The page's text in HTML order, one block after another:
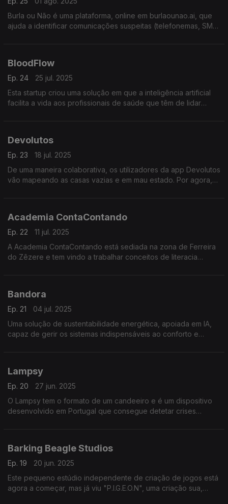
Burla ou Não é uma plataforma, online em burlaounao.ai, que
ajuda a identificar comunicações suspeitas (telefonemas, SMS,
BloodFlow
Ep. 24
25 jul. 2025
Esta startup criou uma solução em que a inteligência artificial
facilita a vida aos profissionais de saúde que têm de lidar
Devolutos
Ep. 23
18 jul. 2025
De uma maneira colaborativa, os utilizadores da app Devolutos
vão mapeando as casas vazias e em mau estado. Por agora,
Academia ContaContando
Ep. 22
11 jul. 2025
A Academia ContaContando está sediada na zona de Ferreira
do Zêzere e tem vindo a trabalhar conceitos de literacia
Bandora
Ep. 21
04 jul. 2025
Uma solução de sustentabilidade energética, apoiada em IA,
capaz de gerir os sistemas indispensáveis ao conforto e
Lampsy
Ep. 20
27 jun. 2025
O Lampsy tem o formato de um candeeiro e é um dispositivo
desenvolvido em Portugal que consegue detetar crises
Barking Beagle Studios
Ep. 19
20 jun. 2025
Este pequeno estúdio independente de criação de jogos está
agora a começar, mas já viu "P.I.G.E.O.N", uma criação sua,